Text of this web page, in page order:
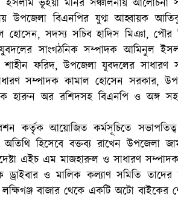
ভূঁইয়া মনির সঞ্চালনায় আলোচনা
উপজেলা বিএনপির যুগ্ম আহ্বায়ক
হোসেন, সদস্য সচিব হাদিস মিঞা,
সাংগঠনিক সম্পাদক আমিনুল
ফরিদ, উপজেলা যুবদলের
সম্পাদক কামাল হোসেন সরকার,
হারুন অর রশিদসহ বিএনপি ও অঙ্গ
কর্তৃক আয়োজিত কর্মসূচিতে
হিসেবে বক্তব্য রাখেন উপজেলা
এইচ এম মাজহারুল ও সাধারণ
ড্রাইবার ও মালিক কল্যাণ সমিতি
বাজার থেকে একটি অটো বাইকের